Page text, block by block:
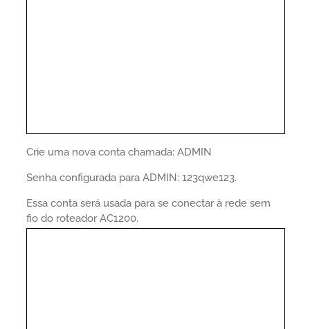
Crie uma nova conta chamada: ADMIN
Senha configurada para ADMIN: 123qwe123.
Essa conta será usada para se conectar à rede sem
fio do roteador AC1200.